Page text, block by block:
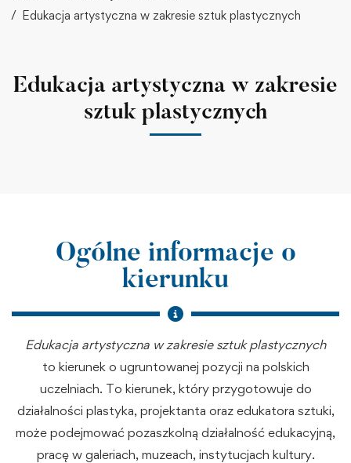
Edukacja artystyczna w zakresie sztuk plastycznych
Edukacja artystyczna w zakresie
sztuk plastycznych
Ogólne informacje o
kierunku
Edukacja artystyczna w zakresie sztuk plastycznych
to kierunek o ugruntowanej pozycji na polskich
uczelniach. To kierunek, który przygotowuje do
działalności plastyka, projektanta oraz edukatora sztuki,
może podejmować pozaszkolną działalność edukacyjną,
pracę w galeriach, muzeach, instytucjach kultury.